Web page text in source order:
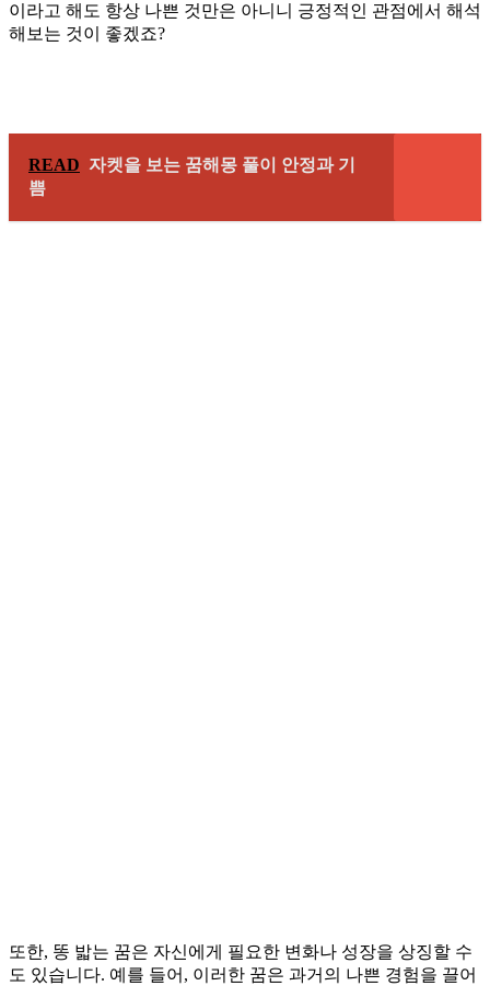
이라고 해도 항상 나쁜 것만은 아니니 긍정적인 관점에서 해석
해보는 것이 좋겠죠?
READ 자켓을 보는 꿈해몽 풀이 안정과 기
쁨
또한, 똥 밟는 꿈은 자신에게 필요한 변화나 성장을 상징할 수
도 있습니다. 예를 들어, 이러한 꿈은 과거의 나쁜 경험을 끌어